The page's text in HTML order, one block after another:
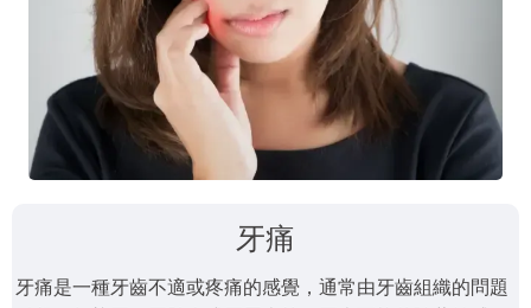
牙痛
牙痛是一種牙齒不適或疼痛的感覺，通常由牙齒組織的問題